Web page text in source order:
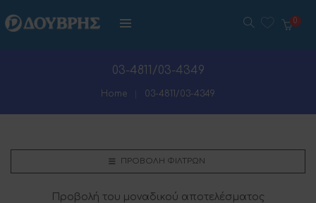
03-4811/03-4349
Home 03-4811/03-4349
ΠΡΟΒΟΛΉ ΦΊΛΤΡΩΝ
Προβολή του μοναδικού αποτελέσματος